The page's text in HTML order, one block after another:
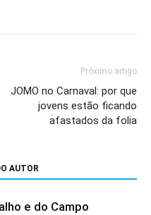
Próximo artigo
JOMO no Carnaval: por que
jovens estão ficando
afastados da folia
AUTOR
e do Campo